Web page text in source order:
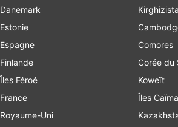
Danemark
Estonie
Espagne
Finlande
Îles Féroé
France
Royaume-Uni
Comores
Corée du
Koweït
Îles